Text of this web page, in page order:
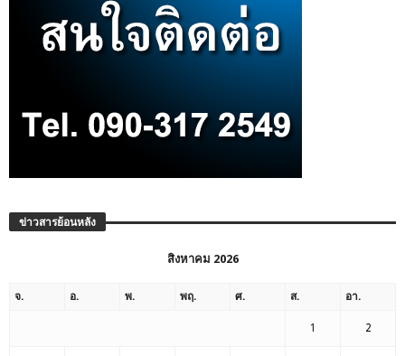
ข่าวสารย้อนหลัง
สิงหาคม 2026
จ. อ. พ. พฤ. ศ. ส. อา.
1 2